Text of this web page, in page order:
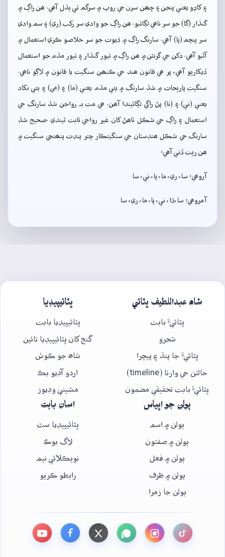
۽ کاڍو يعني پنجن ۽ ڇھن سرن جي روپ ۾ سرگم تي ٻڌل آهي. ھن راڳ ۾
گنڌار (گا) جو سر ناھي لڳائبو. ھن راڳ جو وادي سر رکب (ري) ۽ سم وادي
سر پنچم (پا) آھي. سارنگ راڳ ۾ ڌيوت جو سر خلاصو ڪري استعمال ۾
آڻبو آهي. دکن جي گرنٿن ۾ ھن راڳ ۾ تيور گنڌار ۽ تيور مڌم جو استعمال
ڏيکاريو آھي، پر ھي قانون ھند جي ڪنھن سنگيت يا قانون ۾ لاڳو ناھي.
سنگيت پاريجات ۾ شڌ سارنگ ۾ ٻئي مڌم يعني (ما) ۽ (مي) ۽ ٻئي نکاد
يعني (ني) ۽ (نا) پڻ راڳي لڳائيندا آھن. ھي مت بہ رواجن شڌ سارنگ جي
استعمال ۽ راڳ جي شڪل ٺاھڻ کان غير رواجي ثابت ٿيندي .صحيح شڌ
سارنگ جي شڪل ھندستان جي سنگيتڪار چتر پنڊت پنھنجي سنگيت ۾
ھن ريت ڏني آهي:
آروھي: سا، ري، ما، پا، ني، سا
آمروھي: سا،ڌا، ني، پا، ما، ري، سا
شاھ عبداللطيف ڀٽائي
ڀٽائيءَ بابت
شجرو
ڀٽائيءَ جا پنڌ ۽ پيچرا
حالتن جي وارتا (timeline)
ڀٽائيءَ بابت تحقيقي مضمون
ڀٽائيپيڊيا
ڀٽائيپيڊيا بابت
گنج کان ڀٽائيپيڊيا تائين
شاھ جو ڪوش
اردو آڊيو بڪ
مشيني وڊيوز
ٻولن جو اڀياس
ٻولن ۾ اسم
ٻولن ۾ صفتون
ٻولن ۾ فعل
ٻولن ۾ ظرف
ٻولن جا زمرا
اسان بابت
ڀٽائيپيڊيا سٿ
لاگ بوڪ
نويڪلائي نيم
رابطو ڪريو